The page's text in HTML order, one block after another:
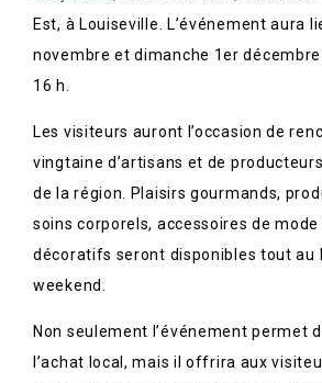
Est, à Louiseville. L’événement aura
novembre et dimanche 1er
16 h.
Les visiteurs auront l’occasion de
vingtaine d’artisans et de
de la région. Plaisirs gourmands,
soins corporels, accessoires de
décoratifs seront disponibles tout au
weekend.
Non seulement l’événement permet
l’achat local, mais il offrira aux